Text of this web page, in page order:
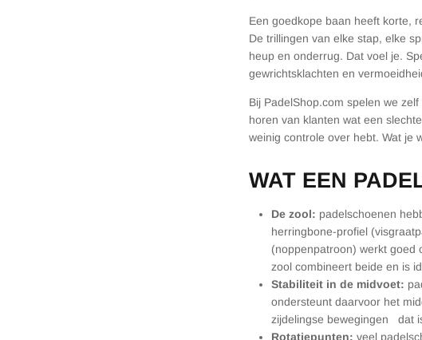
Een goedkope baan heeft korte,
De trillingen van elke stap, elke
heup en onderrug. Dat voel je.
gewrichtsklachten en
Bij PadelShop.com spelen we
horen van klanten wat een
weinig controle over hebt. Wat je
WAT EEN
De zool: padelschoenen
herringbone-profiel
(noppenpatroon) werkt goed
zool combineert beide en is
Stabiliteit in de midvoet:
ondersteunt daarvoor het
zijdelingse bewegingen
dat
Rotatiepunten: veel